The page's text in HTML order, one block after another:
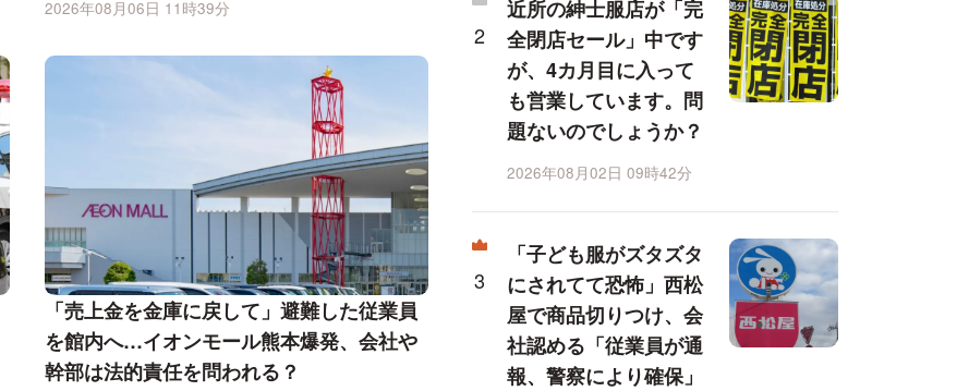
2026年08月06日 11時39分
「売上金を金庫に戻して」避難した従業員
を館内へ…イオンモール熊本爆発、会社や
幹部は法的責任を問われる？
近所の紳士服店が「完
全閉店セール」中です
が、4カ月目に入って
も営業しています。問
題ないのでしょうか？
2026年08月02日 09時42分
「子ども服がズタズタ
にされてて恐怖」西松
屋で商品切りつけ、会
社認める「従業員が通
報、警察により確保」